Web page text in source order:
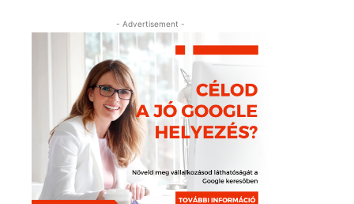
- Advertisement -